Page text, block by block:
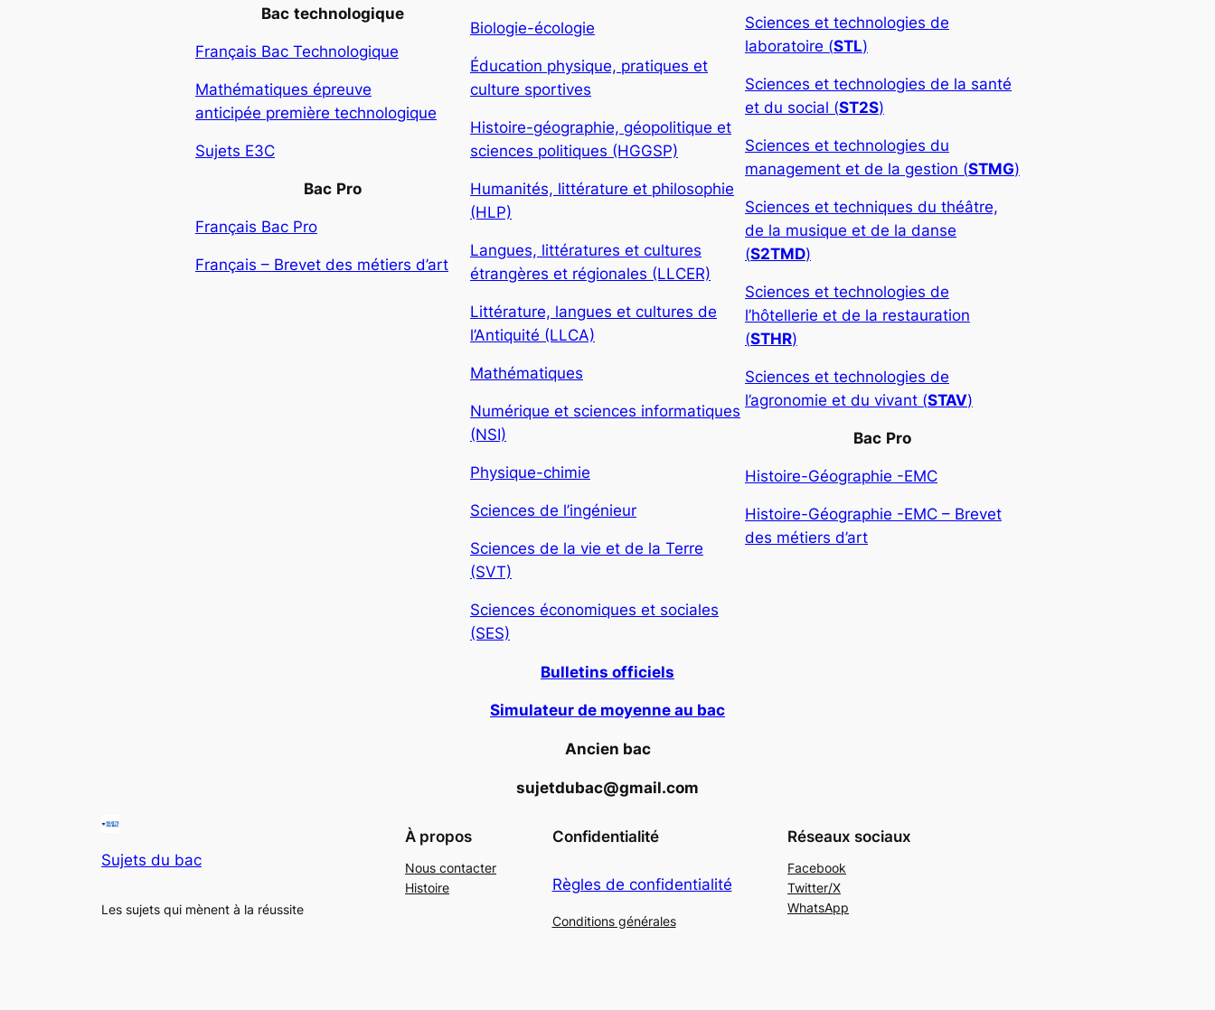
Bac technologique
Français Bac Technologique
Mathématiques épreuve
anticipée première technologique
Sujets E3C
Bac Pro
Français Bac Pro
Français – Brevet des métiers d’art
Biologie-écologie
Éducation physique, pratiques et
culture sportives
Histoire-géographie, géopolitique et
sciences politiques (HGGSP)
Humanités, littérature et philosophie
(HLP)
Langues, littératures et cultures
étrangères et régionales (LLCER)
Littérature, langues et cultures de
l’Antiquité (LLCA)
Mathématiques
Numérique et sciences informatiques
(NSI)
Physique-chimie
Sciences de l’ingénieur
Sciences de la vie et de la Terre
(SVT)
Sciences économiques et sociales
(SES)
Sciences et technologies de
laboratoire (STL)
Sciences et technologies de la santé
et du social (ST2S)
Sciences et technologies du
management et de la gestion (STMG)
Sciences et techniques du théâtre,
de la musique et de la danse
(S2TMD)
Sciences et technologies de
l’hôtellerie et de la restauration
(STHR)
Sciences et technologies de
l’agronomie et du vivant (STAV)
Bac Pro
Histoire-Géographie -EMC
Histoire-Géographie -EMC – Brevet
des métiers d’art
Bulletins officiels
Simulateur de moyenne au bac
Ancien bac
sujetdubac@gmail.com
Sujets du bac
Les sujets qui mènent à la réussite
À propos
Nous contacter
Histoire
Confidentialité
Règles de confidentialité
Conditions générales
Réseaux sociaux
Facebook
Twitter/X
WhatsApp